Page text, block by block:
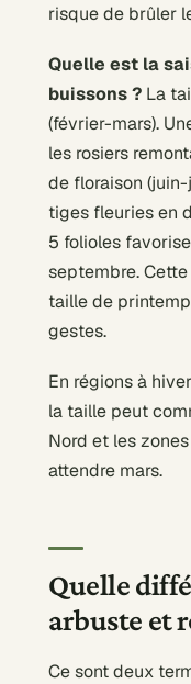
risque de brûler
Quelle est la
buissons ? La
(février-mars).
les rosiers
de floraison
tiges fleuries en
5 folioles
septembre.
taille de
gestes.
En régions à
la taille peut
Nord et les
attendre mars.
Quelle
arbuste et
Ce sont deux